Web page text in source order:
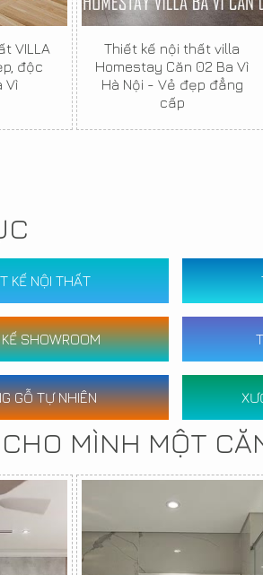
VILLA
độc
Vì
Thiết kế nội thất villa
Homestay Căn 02 Ba Vì
Hà Nội - Vẻ đẹp đẳng
cấp
KẾ NỘI THẤT
SHOWROOM
GỖ TỰ NHIÊN
MÌNH MỘT